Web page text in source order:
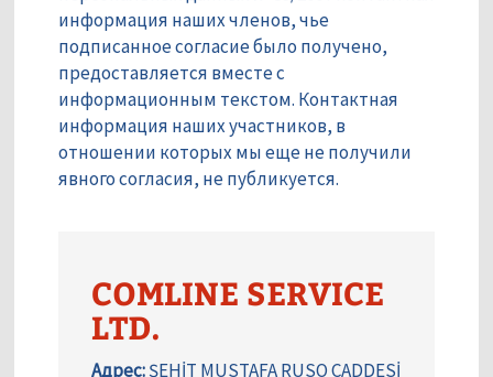
информация наших членов, чье
подписанное согласие было получено,
предоставляется вместе с
информационным текстом. Контактная
информация наших участников, в
отношении которых мы еще не получили
явного согласия, не публикуется.
COMLINE SERVICE
LTD.
Адрес:ŞEHİT MUSTAFA RUSO CADDESİ